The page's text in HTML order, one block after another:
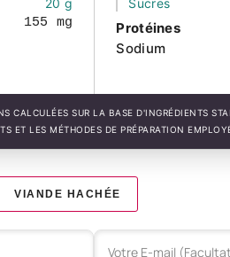
20 g
155 mg
Sucres
Protéines
Sodium
CALCULÉES SUR LA BASE D'INGRÉDIENTS
ET LES MÉTHODES DE PRÉPARATION
VIANDE HACHÉE